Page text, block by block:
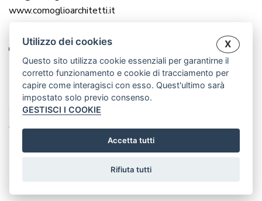
www.comoglioarchitetti.it
© 2025 COMOGLIO ARCHITETTI |
P.IVA 12976560016
P.IVA 12983000014
CREATED BY WWW.CRISANDCRIS.NET
Utilizzo dei cookies X
Questo sito utilizza cookie essenziali per garantirne il
corretto funzionamento e cookie di tracciamento per
capire come interagisci con esso. Quest'ultimo sarà
impostato solo previo consenso.
GESTISCI I COOKIE
Accetta tutti
Rifiuta tutti